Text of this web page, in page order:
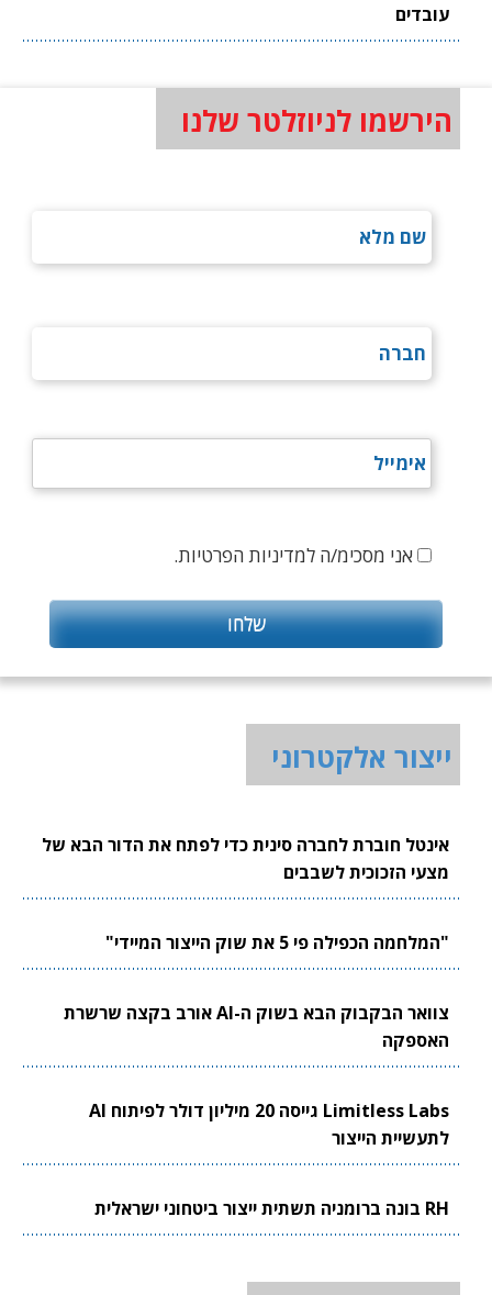
עובדים
הירשמו לניוזלטר שלנו
אני מסכימ/ה למדיניות הפרטיות.
ייצור אלקטרוני
אינטל חוברת לחברה סינית כדי לפתח את הדור הבא של
מצעי הזכוכית לשבבים
"המלחמה הכפילה פי 5 את שוק הייצור המיידי"
צוואר הבקבוק הבא בשוק ה-AI אורב בקצה שרשרת
האספקה
Limitless Labs גייסה 20 מיליון דולר לפיתוח AI
לתעשיית הייצור
RH בונה ברומניה תשתית ייצור ביטחוני ישראלית